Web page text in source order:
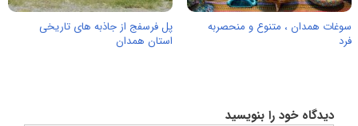
سوغات همدان ، متنوع و منحصربه
فرد
پل فرسفج از جاذبه های تاریخی
استان همدان
دیدگاه خود را بنویسید